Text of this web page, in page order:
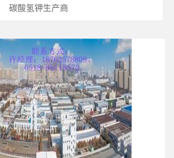
碳酸氢钾生产商